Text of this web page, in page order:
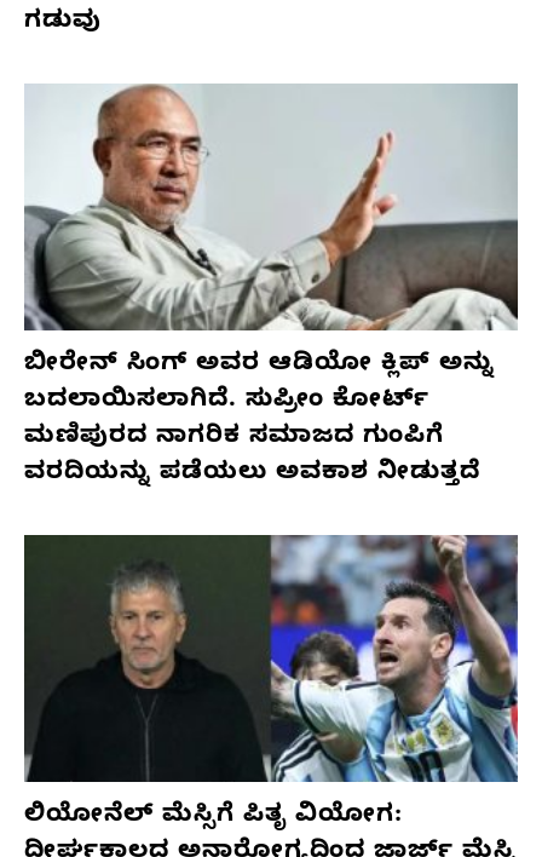
ಗಡುವು
ಬೀರೇನ್ ಸಿಂಗ್ ಅವರ ಆಡಿಯೋ ಕ್ಲಿಪ್ ಅನ್ನು
ಬದಲಾಯಿಸಲಾಗಿದೆ. ಸುಪ್ರೀಂ ಕೋರ್ಟ್
ಮಣಿಪುರದ ನಾಗರಿಕ ಸಮಾಜದ ಗುಂಪಿಗೆ
ವರದಿಯನ್ನು ಪಡೆಯಲು ಅವಕಾಶ ನೀಡುತ್ತದೆ
ಲಿಯೋನೆಲ್ ಮೆಸ್ಸಿಗೆ ಪಿತೃ ವಿಯೋಗ: